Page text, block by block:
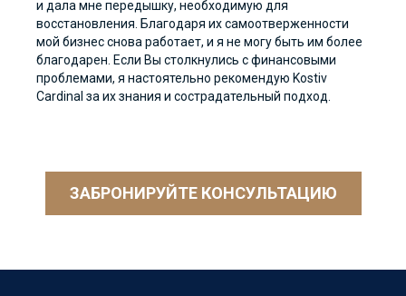
и дала мне передышку, необходимую для
восстановления. Благодаря их самоотверженности
мой бизнес снова работает, и я не могу быть им более
благодарен. Если Вы столкнулись с финансовыми
проблемами, я настоятельно рекомендую Kostiv
Cardinal за их знания и сострадательный подход.
ЗАБРОНИРУЙТЕ КОНСУЛЬТАЦИЮ